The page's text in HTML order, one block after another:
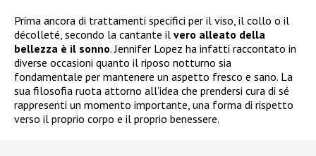
Prima ancora di trattamenti specifici per il viso, il collo o il
décolleté, secondo la cantante il vero alleato della
bellezza è il sonno. Jennifer Lopez ha infatti raccontato in
diverse occasioni quanto il riposo notturno sia
fondamentale per mantenere un aspetto fresco e sano. La
sua filosofia ruota attorno all’idea che prendersi cura di sé
rappresenti un momento importante, una forma di rispetto
verso il proprio corpo e il proprio benessere.